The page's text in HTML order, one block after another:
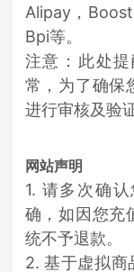
Alipay，
Bpi等。
注意：此处
常，为了确保
进行审核及验
网站声明
1. 请多次确
确，如因您充
统不予退款。
2. 基于虚拟商